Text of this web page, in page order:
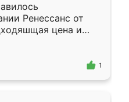
Ренессанс от
цена и
Приехавший
самый
1